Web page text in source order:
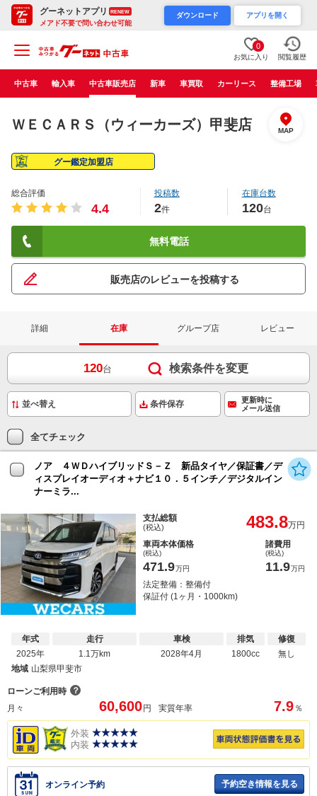
グーネットアプリ RENEW
メアド不要で問い合わせ可能
ダウンロード アプリを開く
0
お気に入り 閲覧履歴
中古車 輸入車 中古車販売店 新車 車買取 カーリース 整備工場
ＷＥＣＡＲＳ（ウィーカーズ）甲斐店 MAP
グー鑑定加盟店
総合評価
4.4
投稿数
2件
在庫台数
120台
無料電話
販売店のレビューを投稿する
詳細 在庫 グループ店 レビュー
120台 検索条件を変更
条件保存
更新時に
メール送信
全てチェック
ノア ４ＷＤハイブリッドＳ－Ｚ 新品タイヤ／保証書／デ
ィスプレイオーディオ＋ナビ１０．５インチ／デジタルイン
ナーミラ...
支払総額
(税込) 483.8万円
車両本体価格
(税込)
471.9万円
諸費用
(税込)
11.9万円
法定整備：整備付
保証付 (1ヶ月・1000km)
年式
2025年
走行
1.1万km
車検
2028年4月
排気
1800cc
修復
無し
地域 山梨県甲斐市
ローンご利用時 ？
月々
60,600 円 実質年率 7.9 ％
外装
内装
オンライン予約 予約空き情報を見る